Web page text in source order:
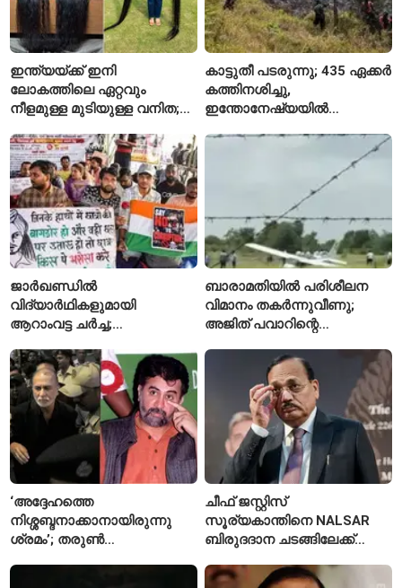
ഇന്ത്യയ്ക്ക് ഇനി
ലോകത്തിലെ ഏറ്റവും
നീളമുള്ള മുടിയുള്ള വനിത;
കാട്ടുതീ പടരുന്നു; 435 ഏക്കർ
കത്തിനശിച്ചു,
ഇന്തോനേഷ്യയിൽ
ജാർഖണ്ഡിൽ
വിദ്യാർഥികളുമായി
ആറാംവട്ട ചർച്ച;
ദിവസത്തിലേക്ക്
ബാരാമതിയിൽ പരിശീലന
വിമാനം തകർന്നുവീണു;
അജിത് പവാറിന്റെ
രണ്ടാമത്തെ സംഭവം
‘അദ്ദേഹത്തെ
നിശ്ശബ്ദനാക്കാനായിരുന്നു
ശ്രമം’; തരുണ്‍
ചീഫ് ജസ്റ്റിസ്
സൂര്യകാന്തിനെ NALSAR
ബിരുദദാന ചടങ്ങിലേക്ക്
വിദ്യാർഥികളുടെ എതിർപ്പ്